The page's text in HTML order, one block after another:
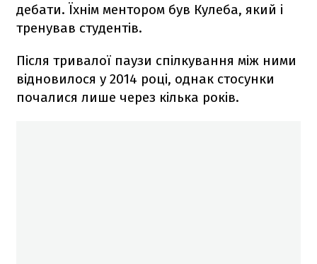
дебати. Їхнім ментором був Кулеба, який і
тренував студентів.
Після тривалої паузи спілкування між ними
відновилося у 2014 році, однак стосунки
почалися лише через кілька років.